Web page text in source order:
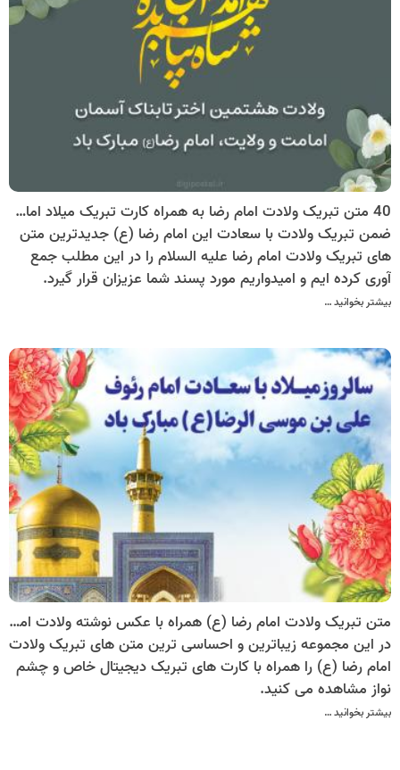
40 متن تبریک ولادت امام رضا به همراه کارت تبریک میلاد امام رضا(ع)
ضمن تبریک ولادت با سعادت این امام رضا (ع) جدیدترین متن
های تبریک ولادت امام رضا علیه السلام را در این مطلب جمع
آوری کرده ایم و امیدواریم مورد پسند شما عزیزان قرار گیرد.
بیشتر بخوانید …
متن تبریک ولادت امام رضا (ع) همراه با عکس نوشته ولادت امام رضا
در این مجموعه زیباترین و احساسی ترین متن های تبریک ولادت
امام رضا (ع) را همراه با کارت های تبریک دیجیتال خاص و چشم
نواز مشاهده می کنید.
بیشتر بخوانید …